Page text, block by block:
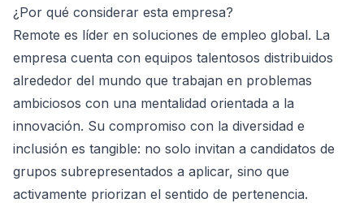
¿Por qué considerar esta empresa?
Remote es líder en soluciones de empleo global. La
empresa cuenta con equipos talentosos distribuidos
alrededor del mundo que trabajan en problemas
ambiciosos con una mentalidad orientada a la
innovación. Su compromiso con la diversidad e
inclusión es tangible: no solo invitan a candidatos de
grupos subrepresentados a aplicar, sino que
activamente priorizan el sentido de pertenencia.